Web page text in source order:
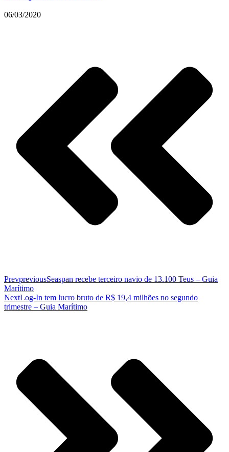
06/03/2020
PrevpreviousSeaspan recebe terceiro navio de 13.100 Teus – Guia
Marítimo
NextLog-In tem lucro bruto de R$ 19,4 milhões no segundo
trimestre – Guia Marítimo